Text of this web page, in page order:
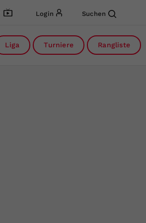
Login Suchen
Liga Turniere Rangliste